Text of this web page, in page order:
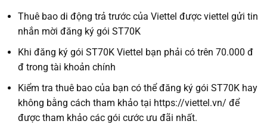
Thuê bao di động trả trước của Viettel được viettel gửi tin
nhắn mời đăng ký gói ST70K
Khi đăng ký gói ST70K Viettel bạn phải có trên 70.000 đ
đ trong tài khoản chính
Kiểm tra thuê bao của bạn có thể đăng ký gói ST70K hay
không bằng cách tham khảo tại https://viettel.vn/ để
được tham khảo các gói cước ưu đãi nhất.